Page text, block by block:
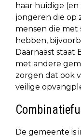
haar huidige
jongeren die op
mensen die
hebben,
Daarnaast staat
met andere
zorgen dat ook
veilige
De gemeente is